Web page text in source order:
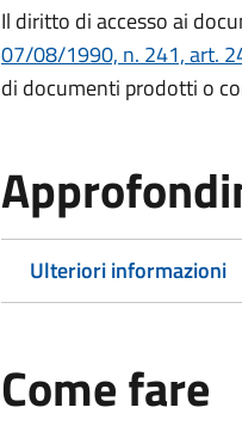
Il diritto di accesso ai
07/08/1990, n. 241, art.
di documenti prodotti o
Ulteriori informazioni
Come fare